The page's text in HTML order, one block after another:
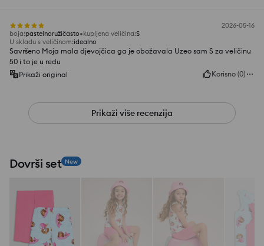
2026-05-16
boja:pastelnoružičasto kupljena veličina:S
U skladu s veličinom:idealno
Savršeno Moja mala djevojčica ga je obožavala Uzeo sam S za veličinu
50 i to je u redu
Prikaži original
Korisno (0)
Prikaži više recenzija
Dovrši set New